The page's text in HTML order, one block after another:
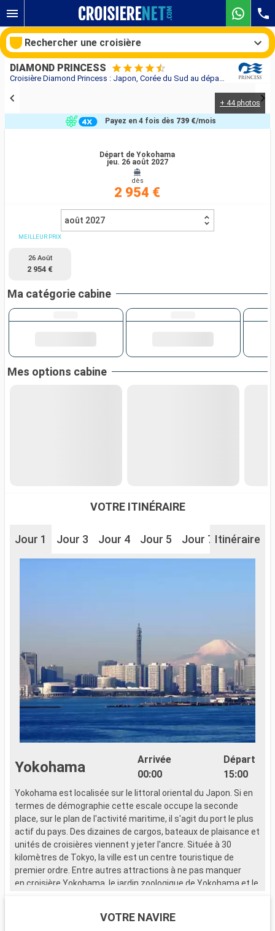
Croisière Diamond Princess : Japon, Corée du Sud au départ de Yokohama
DIAMOND PRINCESS
+ 44 photos
Départ de Yokohama
jeu. 26 août 2027
dès
2 954 €
Payez en 4 fois dès 739 €/mois
août 2027
MEILLEUR PRIX
26 Août
2 954 €
Ma catégorie cabine
Mes options cabine
VOTRE ITINÉRAIRE
Jour 1 Jour 3 Jour 4 Jour 5 Jour 7 Jour 8
Itinéraire
Yokohama
Arrivée
00:00
Départ
15:00
Yokohama est localisée sur le littoral oriental du Japon. Si en
termes de démographie cette escale occupe la seconde
place, sur le plan de l'activité maritime, il s'agit du port le plus
actif du pays. Des dizaines de cargos, bateaux de plaisance et
unités de croisières viennent y jeter l'ancre. Située à 30
kilomètres de Tokyo, la ville est un centre touristique de
premier ordre. Entre autres attractions à ne pas manquer
en croisière Yokohama, le jardin zoologique de Yokohama et le
d'attractions de Yokohama Hakkeijima Sea Paradise est le lieu
VOTRE NAVIRE
Rechercher une croisière
Compagnies
Rechercher